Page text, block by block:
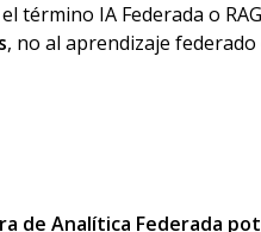
término IA Federada o
, no al aprendizaje federado
de Analítica Federada